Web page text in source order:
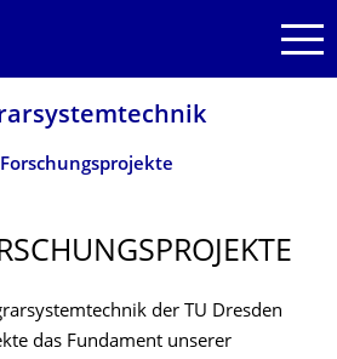
Forschungsprojekte
der TU Dresden
das Fundament unserer